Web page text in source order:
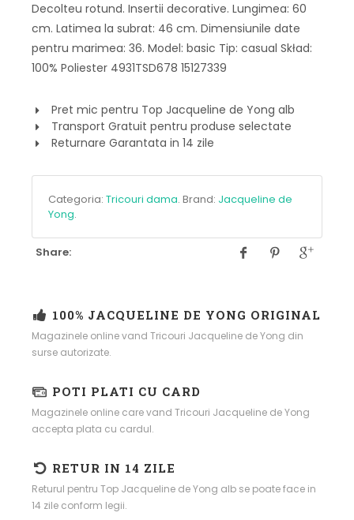
Decolteu rotund. Insertii decorative. Lungimea: 60
cm. Latimea la subrat: 46 cm. Dimensiunile date
pentru marimea: 36. Model: basic Tip: casual Skład:
100% Poliester 4931TSD678 15127339
Pret mic pentru Top Jacqueline de Yong alb
Transport Gratuit pentru produse selectate
Returnare Garantata in 14 zile
Categoria: Tricouri dama. Brand: Jacqueline de
Yong.
Share:
100% JACQUELINE DE YONG ORIGINAL
Magazinele online vand Tricouri Jacqueline de Yong din
surse autorizate.
POTI PLATI CU CARD
Magazinele online care vand Tricouri Jacqueline de Yong
accepta plata cu cardul.
RETUR IN 14 ZILE
Returul pentru Top Jacqueline de Yong alb se poate face in
14 zile conform legii.